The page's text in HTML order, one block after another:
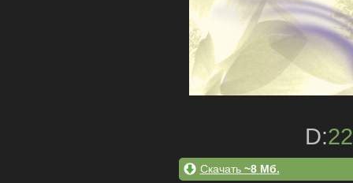
D:
Скачать ~8 Мб.